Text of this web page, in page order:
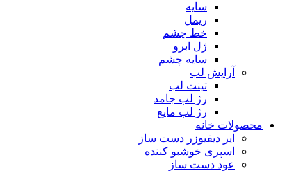
سایه
ریمل
خط چشم
ژل ابرو
سایه چشم
آرایش لب
تینت لب
رژ لب جامد
رژ لب مایع
محصولات خانه
ایر دیفیوزر دست ساز
اسپری خوشبو کننده
عود دست ساز